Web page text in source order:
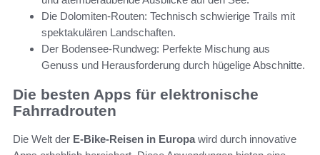
Die Dolomiten-Routen: Technisch schwierige Trails mit
spektakulären Landschaften.
Der Bodensee-Rundweg: Perfekte Mischung aus
Genuss und Herausforderung durch hügelige Abschnitte.
Die besten Apps für elektronische
Fahrradrouten
Die Welt der E-Bike-Reisen in Europawird durch innovative